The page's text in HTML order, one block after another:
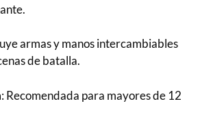
armas y manos intercambiables
de batalla.
: Recomendada para mayores de 12